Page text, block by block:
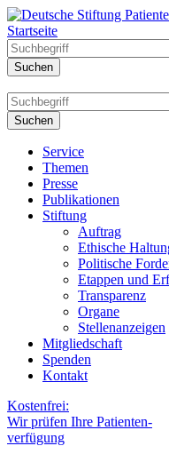
Startseite
Service
Themen
Presse
Publikationen
Stiftung
Auftrag
Ethische
Politische
Etappen und
Transparenz
Organe
Stellenanzeigen
Mitgliedschaft
Spenden
Kontakt
Kostenfrei:
Wir prüfen Ihre Patienten-
verfügung